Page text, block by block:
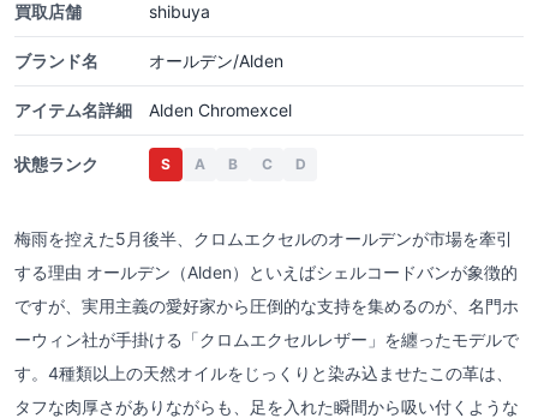
買取店舗 shibuya
ブランド名 オールデン/Alden
アイテム名詳細 Alden Chromexcel
状態ランク S A B C D
梅雨を控えた5月後半、クロムエクセルのオールデンが市場を牽引
する理由 オールデン（Alden）といえばシェルコードバンが象徴的
ですが、実用主義の愛好家から圧倒的な支持を集めるのが、名門ホ
ーウィン社が手掛ける「クロムエクセルレザー」を纏ったモデルで
す。4種類以上の天然オイルをじっくりと染み込ませたこの革は、
タフな肉厚さがありながらも、足を入れた瞬間から吸い付くような